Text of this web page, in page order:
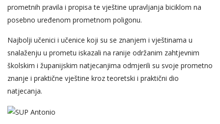
prometnih pravila i propisa te vještine upravljanja biciklom na
posebno uređenom prometnom poligonu.
Najbolji učenici i učenice koji su se znanjem i vještinama u
snalaženju u prometu iskazali na ranije održanim zahtjevnim
školskim i županijskim natjecanjima odmjerili su svoje prometno
znanje i praktične vještine kroz teoretski i praktični dio
natjecanja.